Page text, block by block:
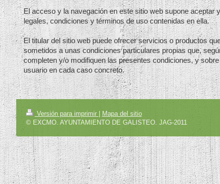
El acceso y la navegación en este sitio web supone aceptar
legales, condiciones y términos de uso contenidas en ella.
El titular del sitio web puede ofrecer servicios o productos
sometidos a unas condiciones particulares propias que,
completen y/o modifiquen las presentes condiciones, y
usuario en cada caso concreto.
Versión para imprimir | Mapa del sitio
© EXCMO. AYUNTAMIENTO DE GALISTEO. JAG-2011